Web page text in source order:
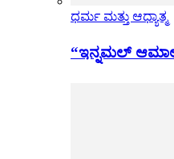
ಧರ್ಮ ಮತ್ತು ಆಧ್ಯಾತ್ಮ
“ಇನ್ನಮಲ್